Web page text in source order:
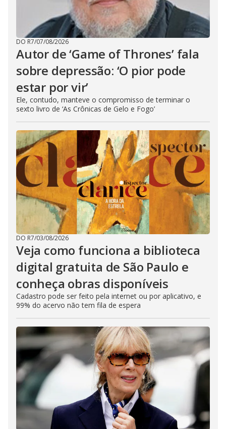
DO R7/07/08/2026
Autor de ‘Game of Thrones’ fala
sobre depressão: ‘O pior pode
estar por vir’
Ele, contudo, manteve o compromisso de terminar o
sexto livro de ‘As Crônicas de Gelo e Fogo’
DO R7/03/08/2026
Veja como funciona a biblioteca
digital gratuita de São Paulo e
conheça obras disponíveis
Cadastro pode ser feito pela internet ou por aplicativo, e
99% do acervo não tem fila de espera